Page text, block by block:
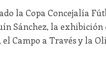
la Copa Concejalía
Sánchez, la
Campo a Través y la